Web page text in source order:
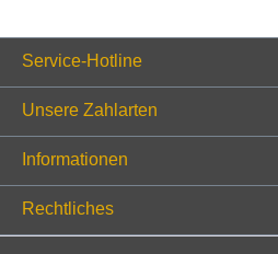
Service-Hotline
Unsere Zahlarten
Informationen
Rechtliches